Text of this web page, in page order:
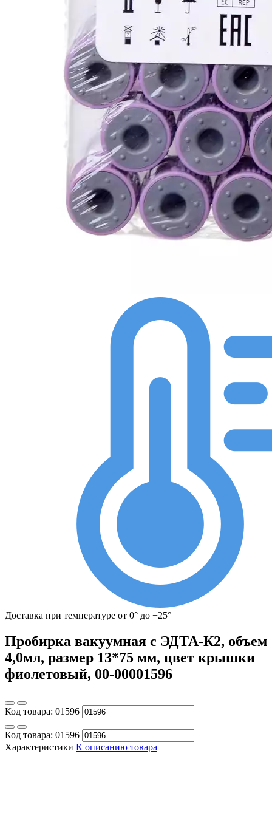
Доставка при температуре от 0° до +25°
Пробирка вакуумная с ЭДТА-К2, объем
4,0мл, размер 13*75 мм, цвет крышки
фиолетовый, 00-00001596
Код товара: 01596
Код товара: 01596
Характеристики К описанию товара